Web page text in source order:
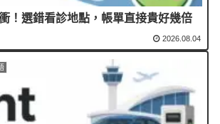
！選錯看診地點，帳單直接貴好幾倍
2026.08.04